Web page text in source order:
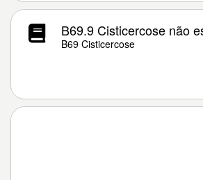
B69.9 Cisticercose não
B69 Cisticercose